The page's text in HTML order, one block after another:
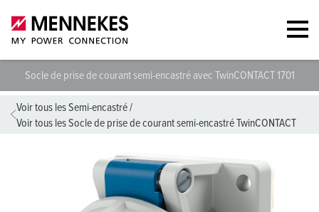
Socle de prise de courant semi-encastré avec TwinCONTACT 1701
Voir tous les Semi-encastré/
Voir tous les Socle de prise de courant semi-encastré TwinCONTACT